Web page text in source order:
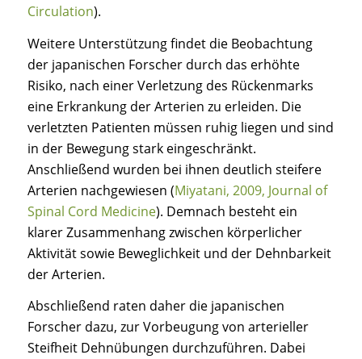
Circulation).
Weitere Unterstützung findet die Beobachtung
der japanischen Forscher durch das erhöhte
Risiko, nach einer Verletzung des Rückenmarks
eine Erkrankung der Arterien zu erleiden. Die
verletzten Patienten müssen ruhig liegen und sind
in der Bewegung stark eingeschränkt.
Anschließend wurden bei ihnen deutlich steifere
Arterien nachgewiesen (Miyatani, 2009, Journal of
Spinal Cord Medicine). Demnach besteht ein
klarer Zusammenhang zwischen körperlicher
Aktivität sowie Beweglichkeit und der Dehnbarkeit
der Arterien.
Abschließend raten daher die japanischen
Forscher dazu, zur Vorbeugung von arterieller
Steifheit Dehnübungen durchzuführen. Dabei